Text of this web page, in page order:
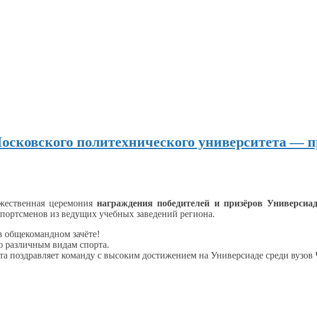
политехнического университета —
церемониянаграждения победителей и призёров
из ведущих учебных заведений региона.
общекомандном зачёте!
различным видам спорта.
поздравляет команду с высоким достижением на Универсиаде среди